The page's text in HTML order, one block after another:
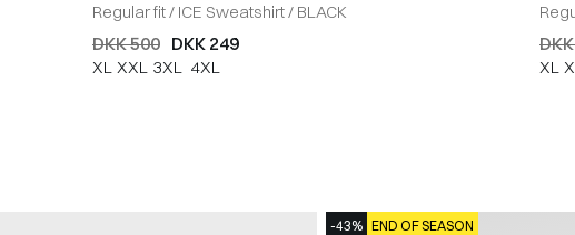
Regular fit/ ICE Sweatshirt/ BLACK
DKK 500 DKK 249
XL XXL 3XL 4XL XL
-43% END OF SEASON